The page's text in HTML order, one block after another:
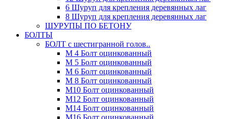
6 Шуруп для крепления деревянных лаг
8 Шуруп для крепления деревянных лаг
ШУРУПЫ ПО БЕТОНУ
БОЛТЫ
БОЛТ с шестигранной голов..
М 4 Болт оцинкованный
М 5 Болт оцинкованный
М 6 Болт оцинкованный
М 8 Болт оцинкованный
М10 Болт оцинкованный
М12 Болт оцинкованный
М14 Болт оцинкованный
М16 Болт оцинкованный